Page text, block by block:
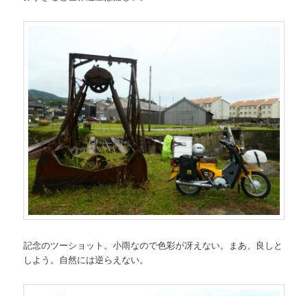
記念のツーショット。小雨なので色彩が冴えない。まあ、良しと
しよう。自然には逆らえない。